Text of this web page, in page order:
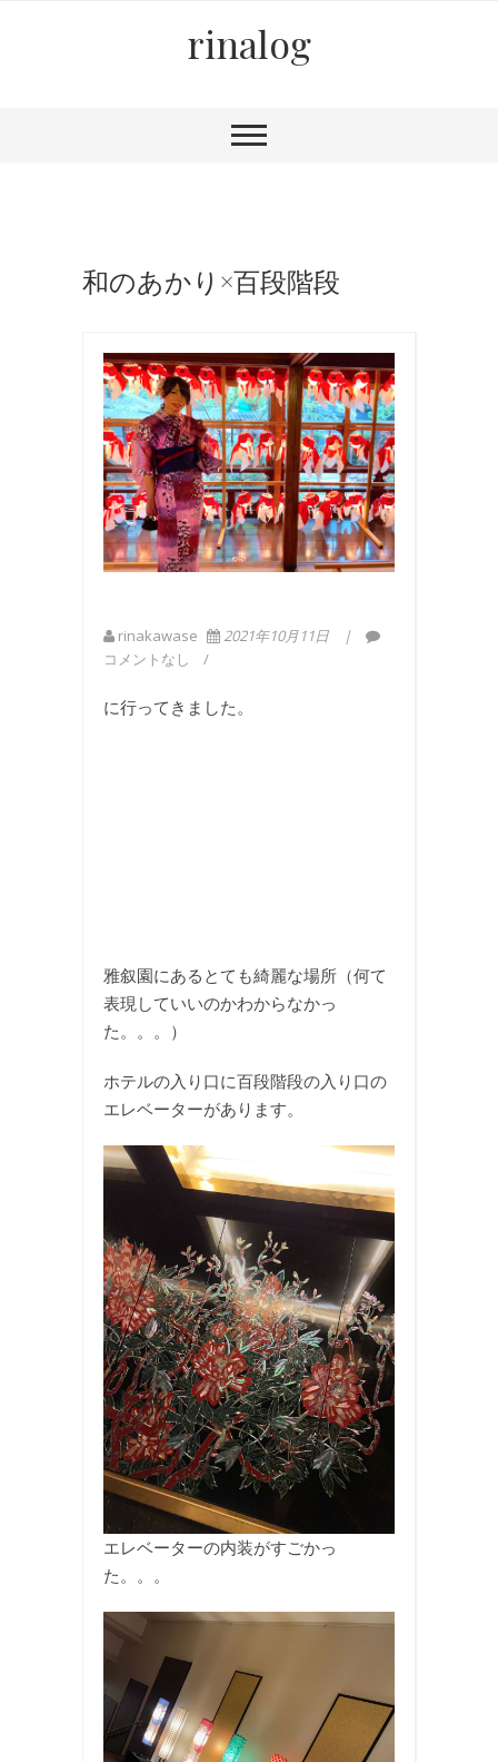
rinalog
和のあかり×百段階段
rinakawase
2021年10月11日
コメントなし
に行ってきました。
雅叙園にあるとても綺麗な場所（何て
表現していいのかわからなかっ
た。。。）
ホテルの入り口に百段階段の入り口の
エレベーターがあります。
エレベーターの内装がすごかっ
た。。。